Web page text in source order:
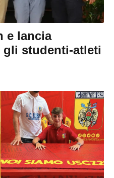
e lancia
gli studenti-atleti